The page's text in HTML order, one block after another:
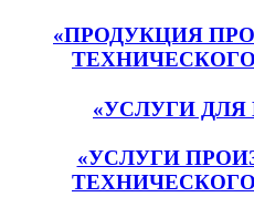
«ПРОДУКЦИЯ
«УСЛУГИ
«УСЛУГИ